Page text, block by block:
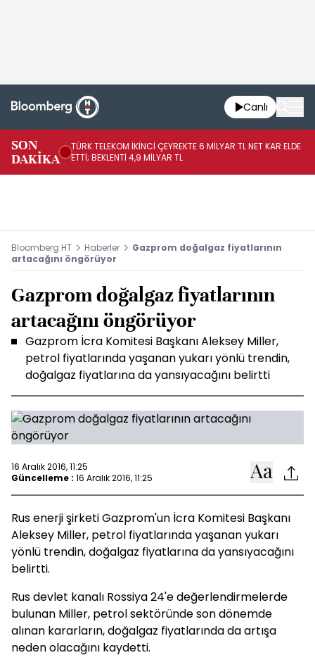
Canlı
SON
DAKİKA
TÜRK TELEKOM İKİNCİ ÇEYREKTE 6 MİLYAR TL NET KAR ELDE
ETTİ; BEKLENTİ 4,9 MİLYAR TL
Bloomberg HT Haberler
Gazprom doğalgaz fiyatlarının
artacağını öngörüyor
Gazprom doğalgaz fiyatlarının
artacağını öngörüyor
Gazprom İcra Komitesi Başkanı Aleksey Miller,
petrol fiyatlarında yaşanan yukarı yönlü trendin,
doğalgaz fiyatlarına da yansıyacağını belirtti
16 Aralık 2016, 11:25
Güncelleme : 16 Aralık 2016, 11:25
Rus enerji şirketi Gazprom'un İcra Komitesi Başkanı
Aleksey Miller, petrol fiyatlarında yaşanan yukarı
yönlü trendin, doğalgaz fiyatlarına da yansıyacağını
belirtti.
Rus devlet kanalı Rossiya 24'e değerlendirmelerde
bulunan Miller, petrol sektöründe son dönemde
alınan kararların, doğalgaz fiyatlarında da artışa
neden olacağını kaydetti.